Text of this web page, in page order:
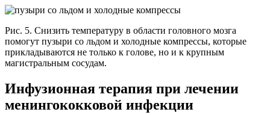
Рис. 5. Снизить температуру в области головного мозга
помогут пузыри со льдом и холодные компрессы, которые
прикладываются не только к голове, но и к крупным
магистральным сосудам.
Инфузионная терапия при лечении
менингококковой инфекции